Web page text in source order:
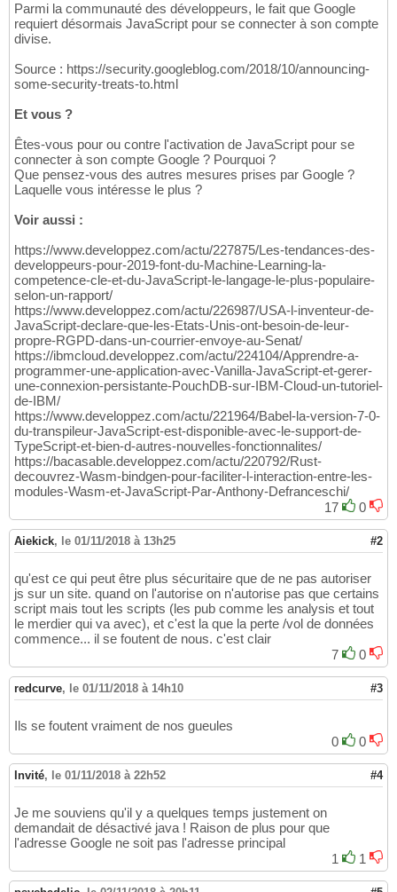
Parmi la communauté des développeurs, le fait que Google
requiert désormais JavaScript pour se connecter à son compte
divise.
Source : https://security.googleblog.com/2018/10/announcing-
some-security-treats-to.html
Et vous ?
Êtes-vous pour ou contre l'activation de JavaScript pour se
connecter à son compte Google ? Pourquoi ?
Que pensez-vous des autres mesures prises par Google ?
Laquelle vous intéresse le plus ?
Voir aussi :
https://www.developpez.com/actu/227875/Les-tendances-des-
developpeurs-pour-2019-font-du-Machine-Learning-la-
competence-cle-et-du-JavaScript-le-langage-le-plus-populaire-
selon-un-rapport/
https://www.developpez.com/actu/226987/USA-l-inventeur-de-
JavaScript-declare-que-les-Etats-Unis-ont-besoin-de-leur-
propre-RGPD-dans-un-courrier-envoye-au-Senat/
https://ibmcloud.developpez.com/actu/224104/Apprendre-a-
programmer-une-application-avec-Vanilla-JavaScript-et-gerer-
une-connexion-persistante-PouchDB-sur-IBM-Cloud-un-tutoriel-
de-IBM/
https://www.developpez.com/actu/221964/Babel-la-version-7-0-
du-transpileur-JavaScript-est-disponible-avec-le-support-de-
TypeScript-et-bien-d-autres-nouvelles-fonctionnalites/
https://bacasable.developpez.com/actu/220792/Rust-
decouvrez-Wasm-bindgen-pour-faciliter-l-interaction-entre-les-
modules-Wasm-et-JavaScript-Par-Anthony-Defranceschi/
17
0
Aiekick, le 01/11/2018 à 13h25 #2
qu'est ce qui peut être plus sécuritaire que de ne pas autoriser
js sur un site. quand on l'autorise on n'autorise pas que certains
script mais tout les scripts (les pub comme les analysis et tout
le merdier qui va avec), et c'est la que la perte /vol de données
commence... il se foutent de nous. c'est clair
7
0
redcurve, le 01/11/2018 à 14h10 #3
Ils se foutent vraiment de nos gueules
0
0
Invité, le 01/11/2018 à 22h52 #4
Je me souviens qu'il y a quelques temps justement on
demandait de désactivé java ! Raison de plus pour que
l'adresse Google ne soit pas l'adresse principal
1
1